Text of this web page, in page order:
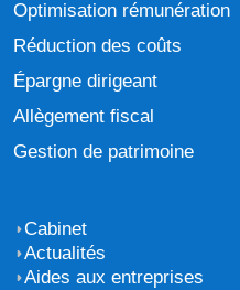
Optimisation rémunération
Réduction des coûts
Épargne dirigeant
Allègement fiscal
Gestion de patrimoine
Cabinet
Actualités
Aides aux entreprises